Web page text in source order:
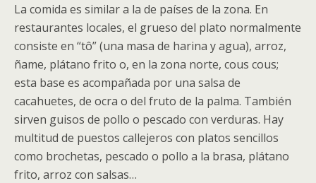
La comida es similar a la de países de la zona. En
restaurantes locales, el grueso del plato normalmente
consiste en “tô” (una masa de harina y agua), arroz,
ñame, plátano frito o, en la zona norte, cous cous;
esta base es acompañada por una salsa de
cacahuetes, de ocra o del fruto de la palma. También
sirven guisos de pollo o pescado con verduras. Hay
multitud de puestos callejeros con platos sencillos
como brochetas, pescado o pollo a la brasa, plátano
frito, arroz con salsas…